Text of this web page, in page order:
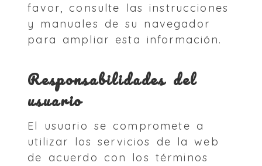
favor, consulte las instrucciones
y manuales de su navegador
para ampliar esta información.
Responsabilidades del
usuario
El usuario se compromete a
utilizar los servicios de la web
de acuerdo con los términos